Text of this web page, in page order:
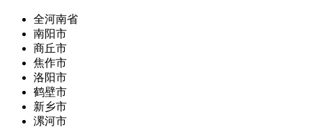
全河南省
南阳市
商丘市
焦作市
洛阳市
鹤壁市
新乡市
漯河市